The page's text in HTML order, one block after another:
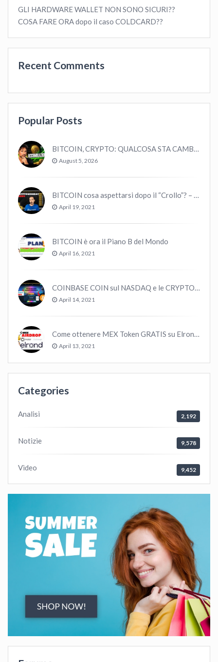
GLI HARDWARE WALLET NON SONO SICURI??
COSA FARE ORA dopo il caso COLDCARD??
Recent Comments
Popular Posts
BITCOIN, CRYPTO: QUALCOSA STA CAMBIANDO? (ASCOLTA…)
August 5, 2026
BITCOIN cosa aspettarsi dopo il “Crollo”? – CryptoMonday NEWS w16/’21
April 19, 2021
BITCOIN è ora il Piano B del Mondo
April 16, 2021
COINBASE COIN sul NASDAQ e le CRYPTO volano!
April 14, 2021
Come ottenere MEX Token GRATIS su Elrond ?
April 13, 2021
Categories
Analisi 2,192
Notizie 9,578
Video 9,452